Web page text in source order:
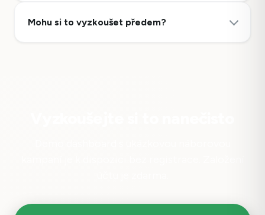
Mohu si to vyzkoušet předem?